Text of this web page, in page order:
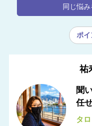
同じ悩
ポイ
祐
聞
任
タ